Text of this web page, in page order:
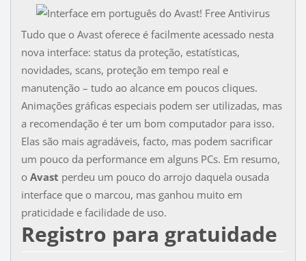
Tudo que o Avast oferece é facilmente acessado nesta
nova interface: status da proteção, estatísticas,
novidades, scans, proteção em tempo real e
manutenção – tudo ao alcance em poucos cliques.
Animações gráficas especiais podem ser utilizadas, mas
a recomendação é ter um bom computador para isso.
Elas são mais agradáveis, facto, mas podem sacrificar
um pouco da performance em alguns PCs. Em resumo,
o Avast perdeu um pouco do arrojo daquela ousada
interface que o marcou, mas ganhou muito em
praticidade e facilidade de uso.
Registro para gratuidade